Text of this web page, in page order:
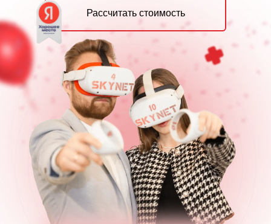
Рассчитать стоимость